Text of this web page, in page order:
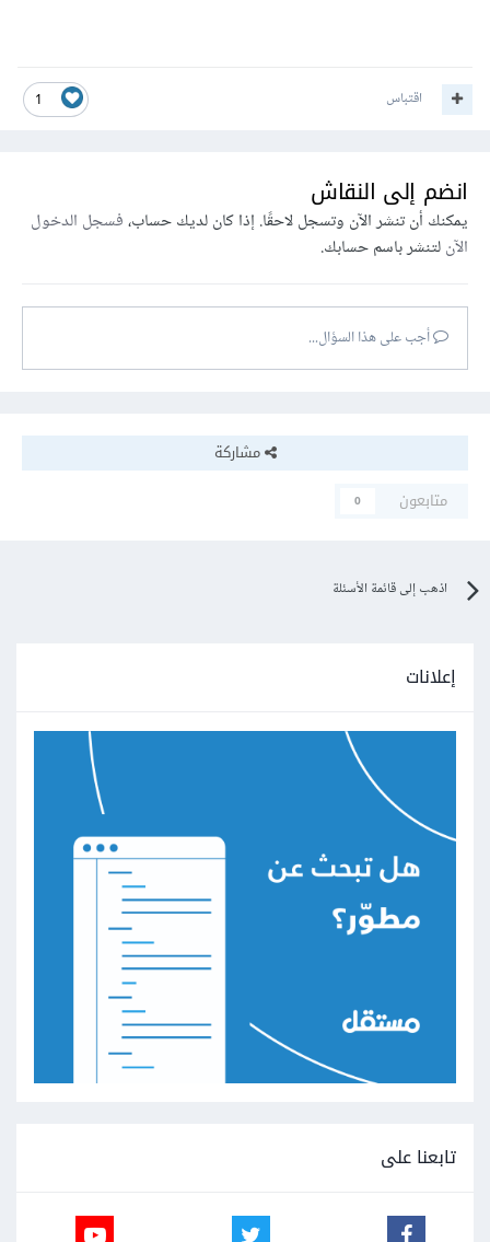
1 اقتباس
انضم إلى النقاش
يمكنك أن تنشر الآن وتسجل لاحقًا. إذا كان لديك حساب،فسجل الدخول
الآنلتنشر باسم حسابك.
أجب على هذا السؤال...
مشاركة
متابعون
0
اذهب إلى قائمة الأسئلة
إعلانات
تابعنا على